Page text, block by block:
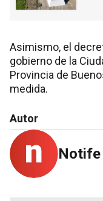
Asimismo, el
gobierno de la
Provincia de
medida.
Autor
Notife